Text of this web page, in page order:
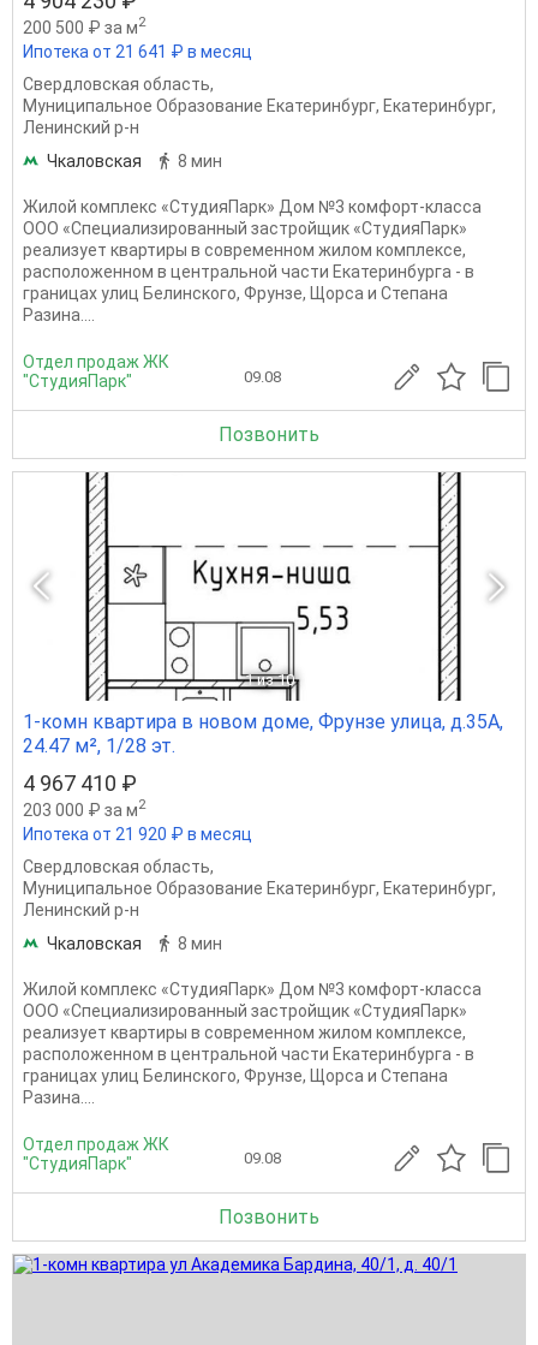
200 500 ₽ за м2
Ипотека от 21 641 ₽ в месяц
Свердловская область,
Муниципальное Образование Екатеринбург, Екатеринбург,
Ленинский р-н
Чкаловская
8 мин
Жилой комплекс «СтудияПарк» Дом №3 комфорт-класса
ООО «Специализированный застройщик «СтудияПарк»
реализует квартиры в современном жилом комплексе,
расположенном в центральной части Екатеринбурга - в
границах улиц Белинского, Фрунзе, Щорса и Степана
Разина....
Отдел продаж ЖК
"СтудияПарк"
09.08
Позвонить
1 из 10
1-комн квартира в новом доме, Фрунзе улица, д.35А,
24.47 м², 1/28 эт.
4 967 410 ₽
203 000 ₽ за м2
Ипотека от 21 920 ₽ в месяц
Свердловская область,
Муниципальное Образование Екатеринбург, Екатеринбург,
Ленинский р-н
Чкаловская
8 мин
Жилой комплекс «СтудияПарк» Дом №3 комфорт-класса
ООО «Специализированный застройщик «СтудияПарк»
реализует квартиры в современном жилом комплексе,
расположенном в центральной части Екатеринбурга - в
границах улиц Белинского, Фрунзе, Щорса и Степана
Разина....
Отдел продаж ЖК
"СтудияПарк"
09.08
Позвонить